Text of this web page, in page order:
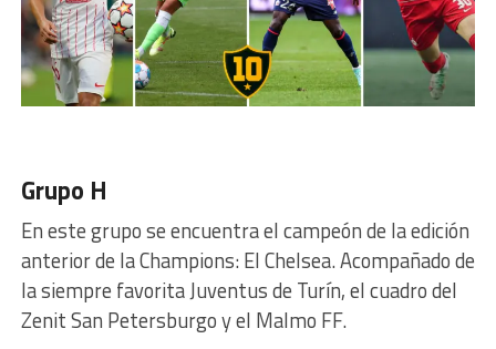
Grupo H
En este grupo se encuentra el campeón de la edición
anterior de la Champions: El Chelsea. Acompañado de
la siempre favorita Juventus de Turín, el cuadro del
Zenit San Petersburgo y el Malmo FF.